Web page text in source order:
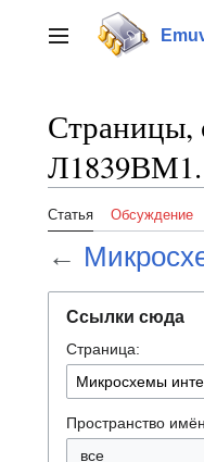
к
содержанию
Переключить
Страницы,
Л1839ВМ1.
Статья Обсуждение
←
Ссылки сюда
Страница:
Пространство
все